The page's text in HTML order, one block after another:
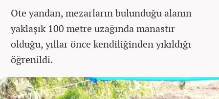
Öte yandan, mezarların bulunduğu alanın
yaklaşık 100 metre uzağında manastır
olduğu, yıllar önce kendiliğinden yıkıldığı
öğrenildi.